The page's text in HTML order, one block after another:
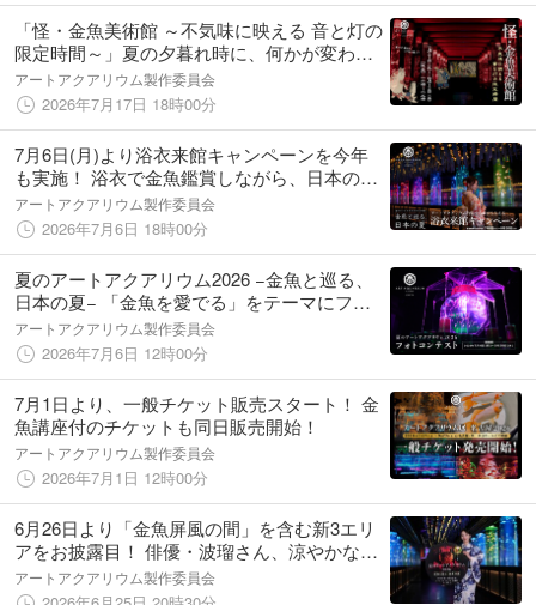
「怪・金魚美術館 ～不気味に映える 音と灯の
限定時間～」夏の夕暮れ時に、何かが変わ
る…？
アートアクアリウム製作委員会
2026年7月17日 18時00分
7月6日(月)より浴衣来館キャンペーンを今年
も実施！ 浴衣で金魚鑑賞しながら、日本の夏
を感じる特別なひと時を。
アートアクアリウム製作委員会
2026年7月6日 18時00分
夏のアートアクアリウム2026 −金魚と巡る、
日本の夏− 「金魚を愛でる」をテーマにフォ
トコンテストを開催！
アートアクアリウム製作委員会
2026年7月6日 12時00分
7月1日より、一般チケット販売スタート！ 金
魚講座付のチケットも同日販売開始！
アートアクアリウム製作委員会
2026年7月1日 12時00分
6月26日より「金魚屏風の間」を含む新3エリ
アをお披露目！ 俳優・波瑠さん、涼やかな浴
衣姿で新エリアの魅力を語る独占インタビュ
ーも公開
アートアクアリウム製作委員会